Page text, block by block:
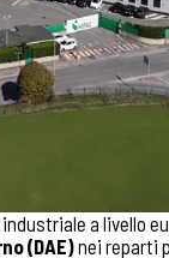
a livello
(DAE)nei reparti